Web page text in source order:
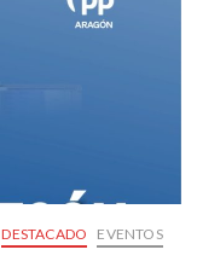
DESTACADO
EVENTOS